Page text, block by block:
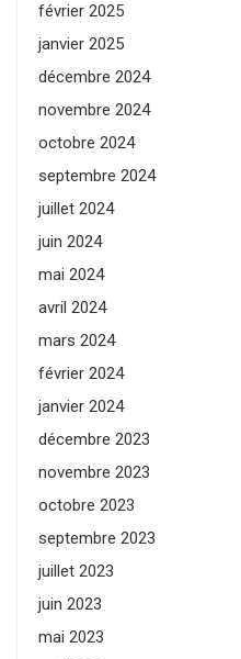
février 2025
janvier 2025
décembre 2024
novembre 2024
octobre 2024
septembre 2024
juillet 2024
juin 2024
mai 2024
avril 2024
mars 2024
février 2024
janvier 2024
décembre 2023
novembre 2023
octobre 2023
septembre 2023
juillet 2023
juin 2023
mai 2023